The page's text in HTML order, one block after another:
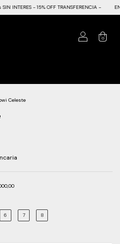
OFF TRANSFERENCIA - ENVIO GRATIS EN
0
Celeste
6 7 8